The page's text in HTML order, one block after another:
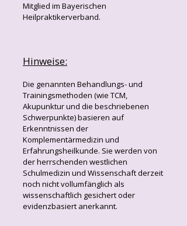
Mitglied im Bayerischen
Heilpraktikerverband.
Hinweise:
Die genannten Behandlungs- und
Trainingsmethoden (wie TCM,
Akupunktur und die beschriebenen
Schwerpunkte) basieren auf
Erkenntnissen der
Komplementärmedizin und
Erfahrungsheilkunde. Sie werden von
der herrschenden westlichen
Schulmedizin und Wissenschaft derzeit
noch nicht vollumfänglich als
wissenschaftlich gesichert oder
evidenzbasiert anerkannt.